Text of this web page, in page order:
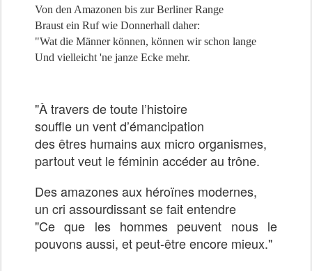
Von den Amazonen bis zur Berliner Range
Braust ein Ruf wie Donnerhall daher:
"Wat die Männer können, können wir schon lange
Und vielleicht 'ne janze Ecke mehr.
"À travers de toute l’histoire
souffle un vent d’émancipation
des êtres humains aux micro organismes,
partout veut le féminin accéder au trône.
Des amazones aux héroïnes modernes,
un cri assourdissant se fait entendre
"Ce que les hommes peuvent nous le
pouvons aussi, et peut-être encore mieux."